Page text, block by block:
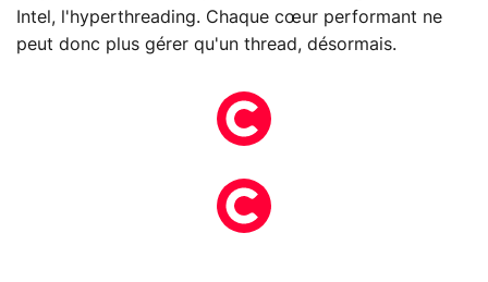
Intel, l'hyperthreading. Chaque cœur performant ne
peut donc plus gérer qu'un thread, désormais.